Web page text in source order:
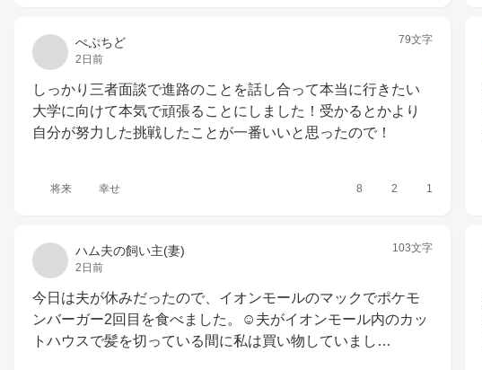
ぺぷちど
2日前
79文字
しっかり三者面談で進路のことを話し合って本当に行きたい
大学に向けて本気で頑張ることにしました！受かるとかより
自分が努力した挑戦したことが一番いいと思ったので！
将来 幸せ 8 2 1
ハム夫の飼い主(妻)
2日前
103文字
今日は夫が休みだったので、イオンモールのマックでポケモ
ンバーガー2回目を食べました。☺️夫がイオンモール内のカッ
トハウスで髪を切っている間に私は買い物していまし…